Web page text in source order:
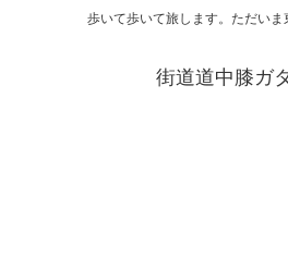
歩いて歩いて旅します。ただいま
街道道中膝ガ